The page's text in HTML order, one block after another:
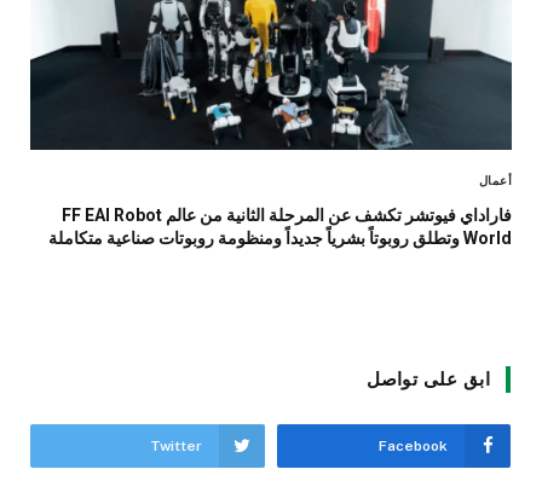
أعمال
فاراداي فيوتشر تكشف عن المرحلة الثانية من عالم FF EAI Robot
World وتطلق روبوتاً بشرياً جديداً ومنظومة روبوتات صناعية متكاملة
ابق على تواصل
Facebook
Twitter